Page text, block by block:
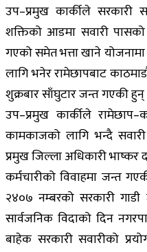
उप–प्रमुख कार्कीले सरकारी
शक्तिको आडमा सवारी
गएको समेत भत्ता खाने
लागि भनेर रामेछापबाट
शुक्रबार साँघुटार जन्त गएकी हुन्
उप–प्रमुख कार्कीले
कामकाजको लागि भन्दै
प्रमुख जिल्ला अधिकारी भाष्कर
कर्मचारीको विवाहमा जन्त
२४०७ नम्बरको सरकारी
सार्वजनिक विदाको दिन
बाहेक सरकारी सवारीको